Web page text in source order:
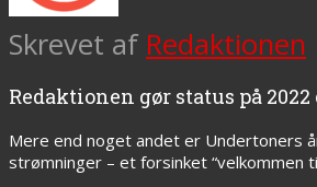
Skrevet af Redaktionen
Redaktionen gør status på
Mere end noget andet er Undertoners
strømninger – et forsinket “velkommen